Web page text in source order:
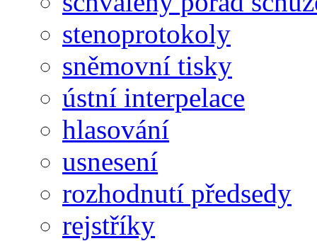
stenoprotokoly
sněmovní tisky
ústní interpelace
hlasování
usnesení
rozhodnutí předsedy
rejstříky